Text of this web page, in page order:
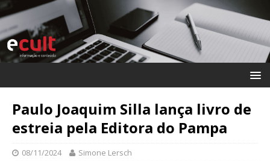
Paulo Joaquim Silla lança livro de
estreia pela Editora do Pampa
08/11/2024 Simone Lersch